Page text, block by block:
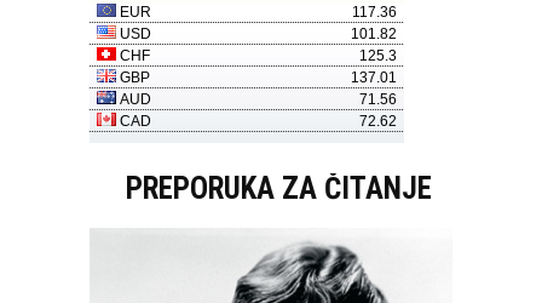
PREPORUKA ZA ČITANJE